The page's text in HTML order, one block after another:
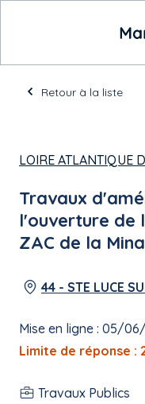
Retour à la liste
LOIRE ATLANTIQUE
Travaux
l'ouverture de
ZAC de la
44 - STE LUCE
Mise en ligne : 05/
Limite de réponse :
Travaux Publics